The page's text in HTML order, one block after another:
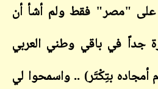
على "مصر" فقط ولم أشأ أن
جداً في باقي وطني العربي
أمجاده بتِكْتَر) .. واسمحوا لي